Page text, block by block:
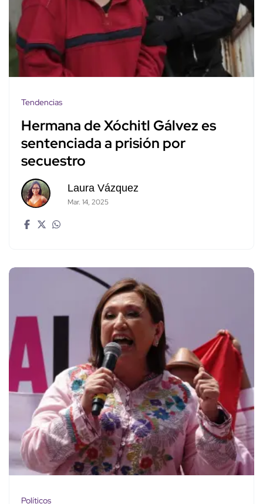
Tendencias
Hermana de Xóchitl Gálvez es
sentenciada a prisión por
secuestro
Laura Vázquez
Mar. 14, 2025
Políticos